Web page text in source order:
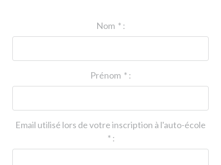
* :
* :
Email utilisé lors de votre inscription à l'auto-école
* :